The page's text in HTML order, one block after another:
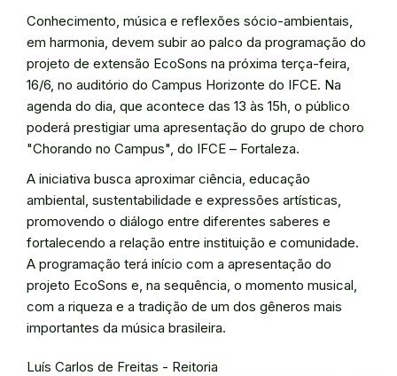
Conhecimento, música e reflexões sócio-ambientais,
em harmonia, devem subir ao palco da programação do
projeto de extensão EcoSons na próxima terça-feira,
16/6, no auditório do Campus Horizonte do IFCE. Na
agenda do dia, que acontece das 13 às 15h, o público
poderá prestigiar uma apresentação do grupo de choro
"Chorando no Campus", do IFCE – Fortaleza.
A iniciativa busca aproximar ciência, educação
ambiental, sustentabilidade e expressões artísticas,
promovendo o diálogo entre diferentes saberes e
fortalecendo a relação entre instituição e comunidade.
A programação terá início com a apresentação do
projeto EcoSons e, na sequência, o momento musical,
com a riqueza e a tradição de um dos gêneros mais
importantes da música brasileira.
Luís Carlos de Freitas - Reitoria